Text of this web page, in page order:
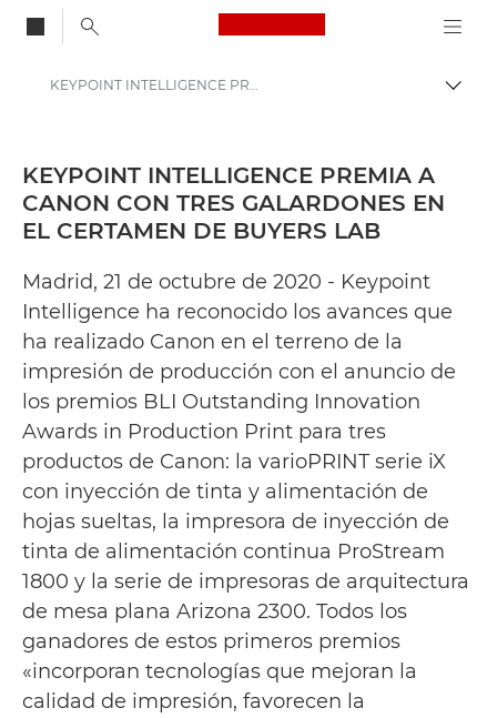
Canon Logo, back
Centro de prensa
Comunicados de prensa: Centro de prensa de Canon
KEYPOINT INTELLIGENCE PREMIA A CANON CON TRES GALARDONES EN EL CERTAMEN DE BUYERS LAB - Centro de prensa de Canon
KEYPOINT INTELLIGENCE PREMIA A
CANON CON TRES GALARDONES EN
EL CERTAMEN DE BUYERS LAB
Madrid, 21 de octubre de 2020 - Keypoint
Intelligence ha reconocido los avances que
ha realizado Canon en el terreno de la
impresión de producción con el anuncio de
los premios BLI Outstanding Innovation
Awards in Production Print para tres
productos de Canon: la varioPRINT serie iX
con inyección de tinta y alimentación de
hojas sueltas, la impresora de inyección de
tinta de alimentación continua ProStream
1800 y la serie de impresoras de arquitectura
de mesa plana Arizona 2300. Todos los
ganadores de estos primeros premios
«incorporan tecnologías que mejoran la
calidad de impresión, favorecen la